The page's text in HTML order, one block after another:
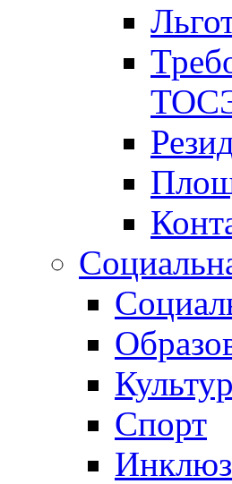
Спорт